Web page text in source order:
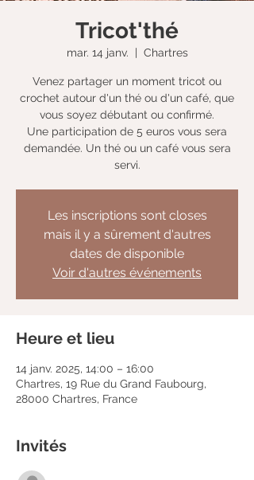
Tricot'thé
mar. 14 janv.
  |
Chartres
Venez partager un moment tricot ou
crochet autour d'un thé ou d'un café, que
vous soyez débutant ou confirmé.
Une participation de 5 euros vous sera
demandée. Un thé ou un café vous sera
servi.
Les inscriptions sont closes
mais il y a sûrement d'autres
dates de disponible
Voir d'autres événements
Heure et lieu
14 janv. 2025, 14:00 – 16:00
Chartres, 19 Rue du Grand Faubourg,
28000 Chartres, France
Invités